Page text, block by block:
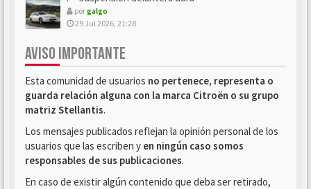
porgalgo
29 Jul 2026, 21:28
AVISO IMPORTANTE
Esta comunidad de usuarios no pertenece, representa o
guarda relación alguna con la marca Citroën o su grupo
matriz Stellantis.
Los mensajes publicados reflejan la opinión personal de los
usuarios que las escriben y en ningún caso somos
responsables de sus publicaciones.
En caso de existir algún contenido que deba ser retirado,